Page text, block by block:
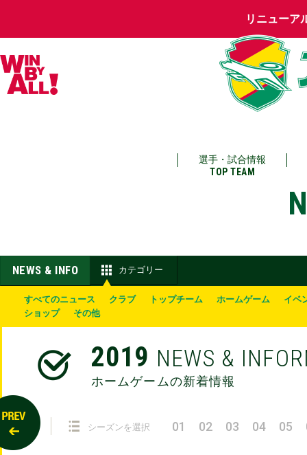
リニューア
選手・試合情報
TOP TEAM
NEWS & INFO カテゴリー
すべてのニュース クラブ トップチーム ホームゲーム
イベ
ショップ
その他
2019 NEWS &
ホームゲームの新着情報
シーズンを選択 01 02 03 04 05